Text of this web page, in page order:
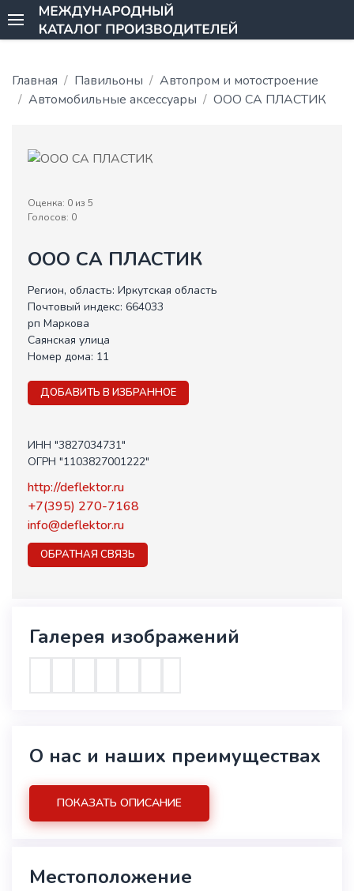
Главная Павильоны
Автопром и мотостроение
Автомобильные аксессуары
ООО СА ПЛАСТИК
Оценка: 0 из 5
Голосов: 0
ООО СА ПЛАСТИК
Регион, область: Иркутская область
Почтовый индекс: 664033
рп Маркова
Саянская улица
Номер дома: 11
ДОБАВИТЬ В ИЗБРАННОЕ
ИНН "3827034731"
ОГРН "1103827001222"
http://deflektor.ru
+7(395) 270-7168
info@deflektor.ru
ОБРАТНАЯ СВЯЗЬ
Галерея изображений
О нас и наших преимуществах
ПОКАЗАТЬ ОПИСАНИЕ
Местоположение